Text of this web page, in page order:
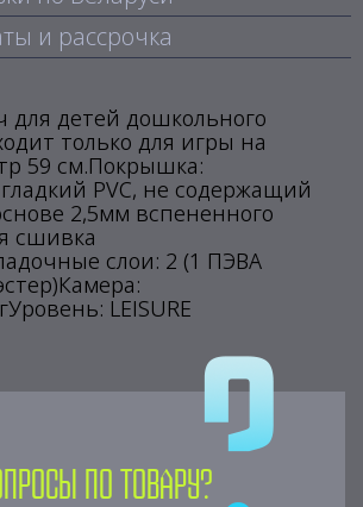
и рассрочка
для детей дошкольного
только для игры на
59 см.Покрышка:
PVC, не содержащий
2,5мм вспененного
сшивка
слои: 2 (1 ПЭВА
LEISURE
по товару?